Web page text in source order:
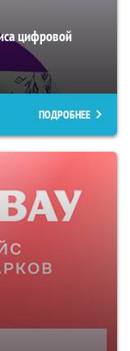
цифровой
ПОДРОБНЕЕ